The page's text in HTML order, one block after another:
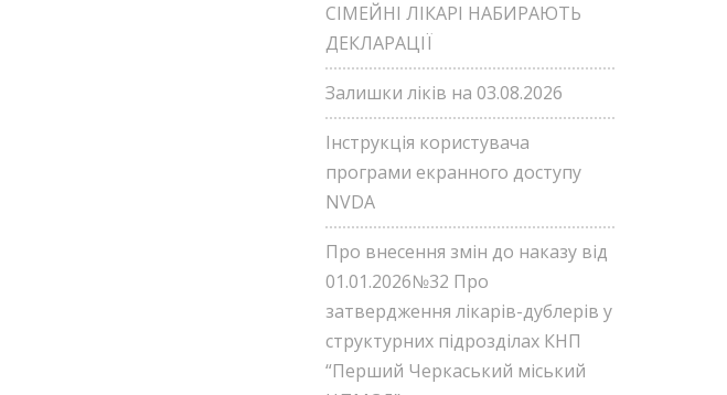
СІМЕЙНІ ЛІКАРІ НАБИРАЮТЬ
ДЕКЛАРАЦІЇ
Залишки ліків на 03.08.2026
Інструкція користувача
програми екранного доступу
NVDA
Про внесення змін до наказу від
01.01.2026№32 Про
затвердження лікарів-дублерів у
структурних підрозділах КНП
“Перший Черкаський міський